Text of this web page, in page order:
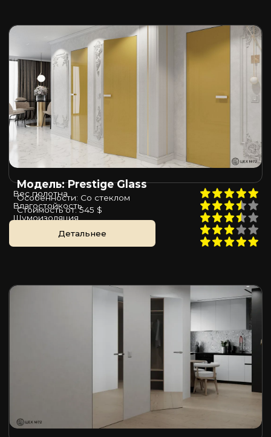
Модель: Prestige Glass
Особенности: Со стеклом
Стоимость от: 545 $
Детальнее
Вес полотна
Влагостойкость
Шумоизоляция
Пожаростойкость